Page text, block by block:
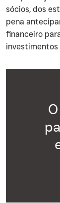
sócios, dos
pena
financeiro